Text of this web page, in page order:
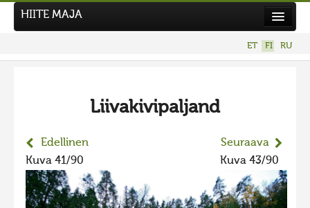
Hiite kuvavõistlus 2026
Hiisien kuvakilpailu 2025
2025 kuvakilpailu lisä
Liikuvad kuvad 2025
HIITE MAJA
ET FI RU
Liivakivipaljand
Edellinen
Kuva 41/90
Seuraava
Kuva 43/90